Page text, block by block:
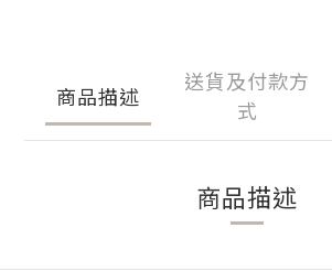
商品描述
送貨及付款方
式
商品描述